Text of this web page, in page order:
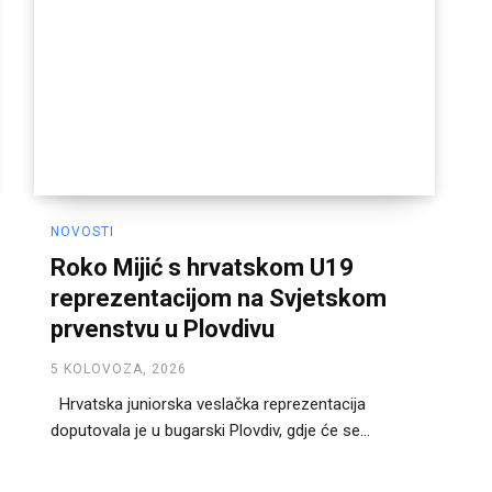
NOVOSTI
Roko Mijić s hrvatskom U19
reprezentacijom na Svjetskom
prvenstvu u Plovdivu
5 KOLOVOZA, 2026
Hrvatska juniorska veslačka reprezentacija
doputovala je u bugarski Plovdiv, gdje će se...